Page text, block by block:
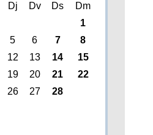
Dj Dv Ds
Dm
1
5 6 7
8
12 13 14
15
19 20 21
22
26 27 28